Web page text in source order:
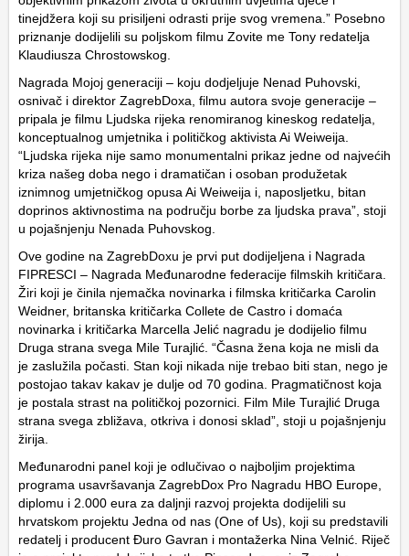
tinejdžera koji su prisiljeni odrasti prije svog vremena.” Posebno
priznanje dodijelili su poljskom filmu Zovite me Tony redatelja
Klaudiusza Chrostowskog.
Nagrada Mojoj generaciji – koju dodjeljuje Nenad Puhovski,
osnivač i direktor ZagrebDoxa, filmu autora svoje generacije –
pripala je filmu Ljudska rijeka renomiranog kineskog redatelja,
konceptualnog umjetnika i političkog aktivista Ai Weiweija.
“Ljudska rijeka nije samo monumentalni prikaz jedne od najvećih
kriza našeg doba nego i dramatičan i osoban produžetak
iznimnog umjetničkog opusa Ai Weiweija i, naposljetku, bitan
doprinos aktivnostima na području borbe za ljudska prava”, stoji
u pojašnjenju Nenada Puhovskog.
Ove godine na ZagrebDoxu je prvi put dodijeljena i Nagrada
FIPRESCI – Nagrada Međunarodne federacije filmskih kritičara.
Žiri koji je činila njemačka novinarka i filmska kritičarka Carolin
Weidner, britanska kritičarka Collete de Castro i domaća
novinarka i kritičarka Marcella Jelić nagradu je dodijelio filmu
Druga strana svega Mile Turajlić. “Časna žena koja ne misli da
je zaslužila počasti. Stan koji nikada nije trebao biti stan, nego je
postojao takav kakav je dulje od 70 godina. Pragmatičnost koja
je postala strast na političkoj pozornici. Film Mile Turajlić Druga
strana svega zbližava, otkriva i donosi sklad”, stoji u pojašnjenju
žirija.
Međunarodni panel koji je odlučivao o najboljim projektima
programa usavršavanja ZagrebDox Pro Nagradu HBO Europe,
diplomu i 2.000 eura za daljnji razvoj projekta dodijelili su
hrvatskom projektu Jedna od nas (One of Us), koji su predstavili
redatelj i producent Đuro Gavran i montažerka Nina Velnić. Riječ